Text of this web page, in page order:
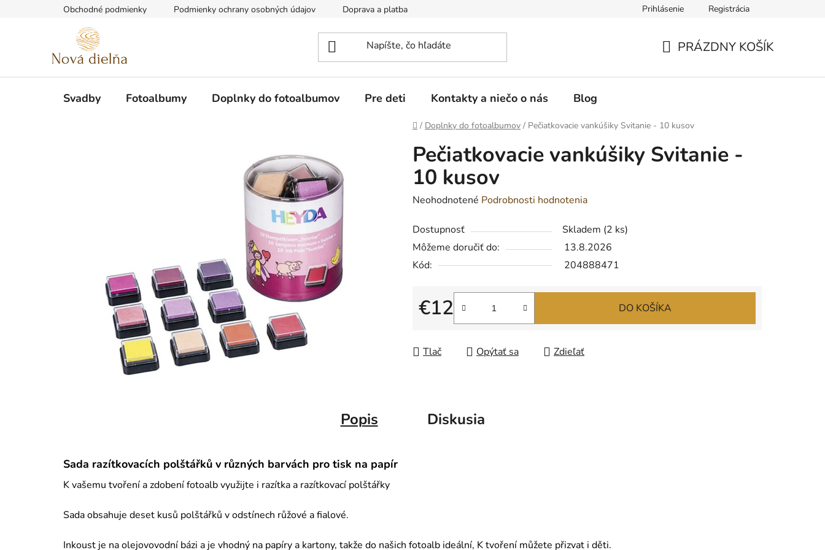
Obchodné podmienky Podmienky ochrany osobných údajov Doprava a platba Prihlásenie Registrácia
PRÁZDNY KOŠÍK
Svadby Fotoalbumy Doplnky do fotoalbumov Pre deti Kontakty a niečo o nás Blog
Domov
/ Doplnky do fotoalbumov / Pečiatkovacie vankúšiky Svitanie - 10 kusov
Pečiatkovacie vankúšiky Svitanie -
10 kusov
Priemerné
produktu
je
0,0
hviezdičiek.
Neohodnotené Podrobnosti hodnotenia
Dostupnosť Skladem (2 ks)
Môžeme doručiť do:
13.8.2026
Kód:
204888471
€12
Jednotková cena:
DO KOŠÍKA
Tlač Opýtať sa Zdieľať
Popis Diskusia
Sada razítkovacích polštářků v různých barvách pro tisk na papír
K vašemu tvoření a zdobení fotoalb využijte i razítka a razítkovací polštářky
Sada obsahuje deset kusů polštářků v odstínech růžové a fialové.
Inkoust je na olejovovodní bázi a je vhodný na papíry a kartony, takže do našich fotoalb ideální, K tvoření můžete přizvat i děti.